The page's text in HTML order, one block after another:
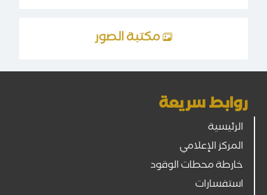
مكتبة الصور
روابط سريعة
الرئيسية
المركز الإعلامي
خارطة محطات الوقود
استفسارات